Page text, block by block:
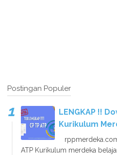
Postingan Populer
LENGKAP !!
Kurikulum
ATP Kurikulum merdeka